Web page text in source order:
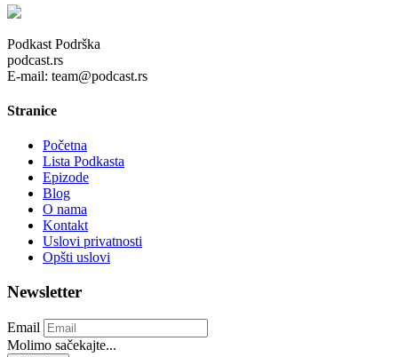
Podkast Podrška
podcast.rs
E-mail: team@podcast.rs
Stranice
Početna
Lista Podkasta
Epizode
Blog
O nama
Kontakt
Uslovi privatnosti
Opšti uslovi
Newsletter
Email
Molimo sačekajte...